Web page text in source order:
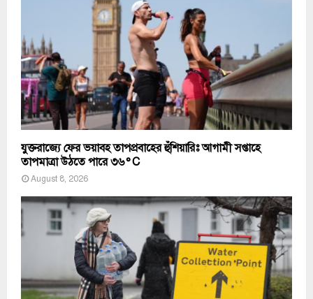
যুক্তরাজ্যে ফের ভয়াবহ তাপপ্রবাহের হুঁশিয়ারিঃ আগামী সপ্তাহে
তাপমাত্রা উঠতে পারে ৩৬°C
August 8, 2026